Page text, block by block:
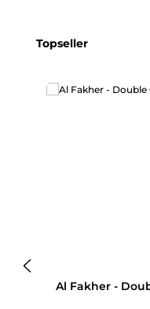
Produktgalerie
Topseller
Al Fakher -